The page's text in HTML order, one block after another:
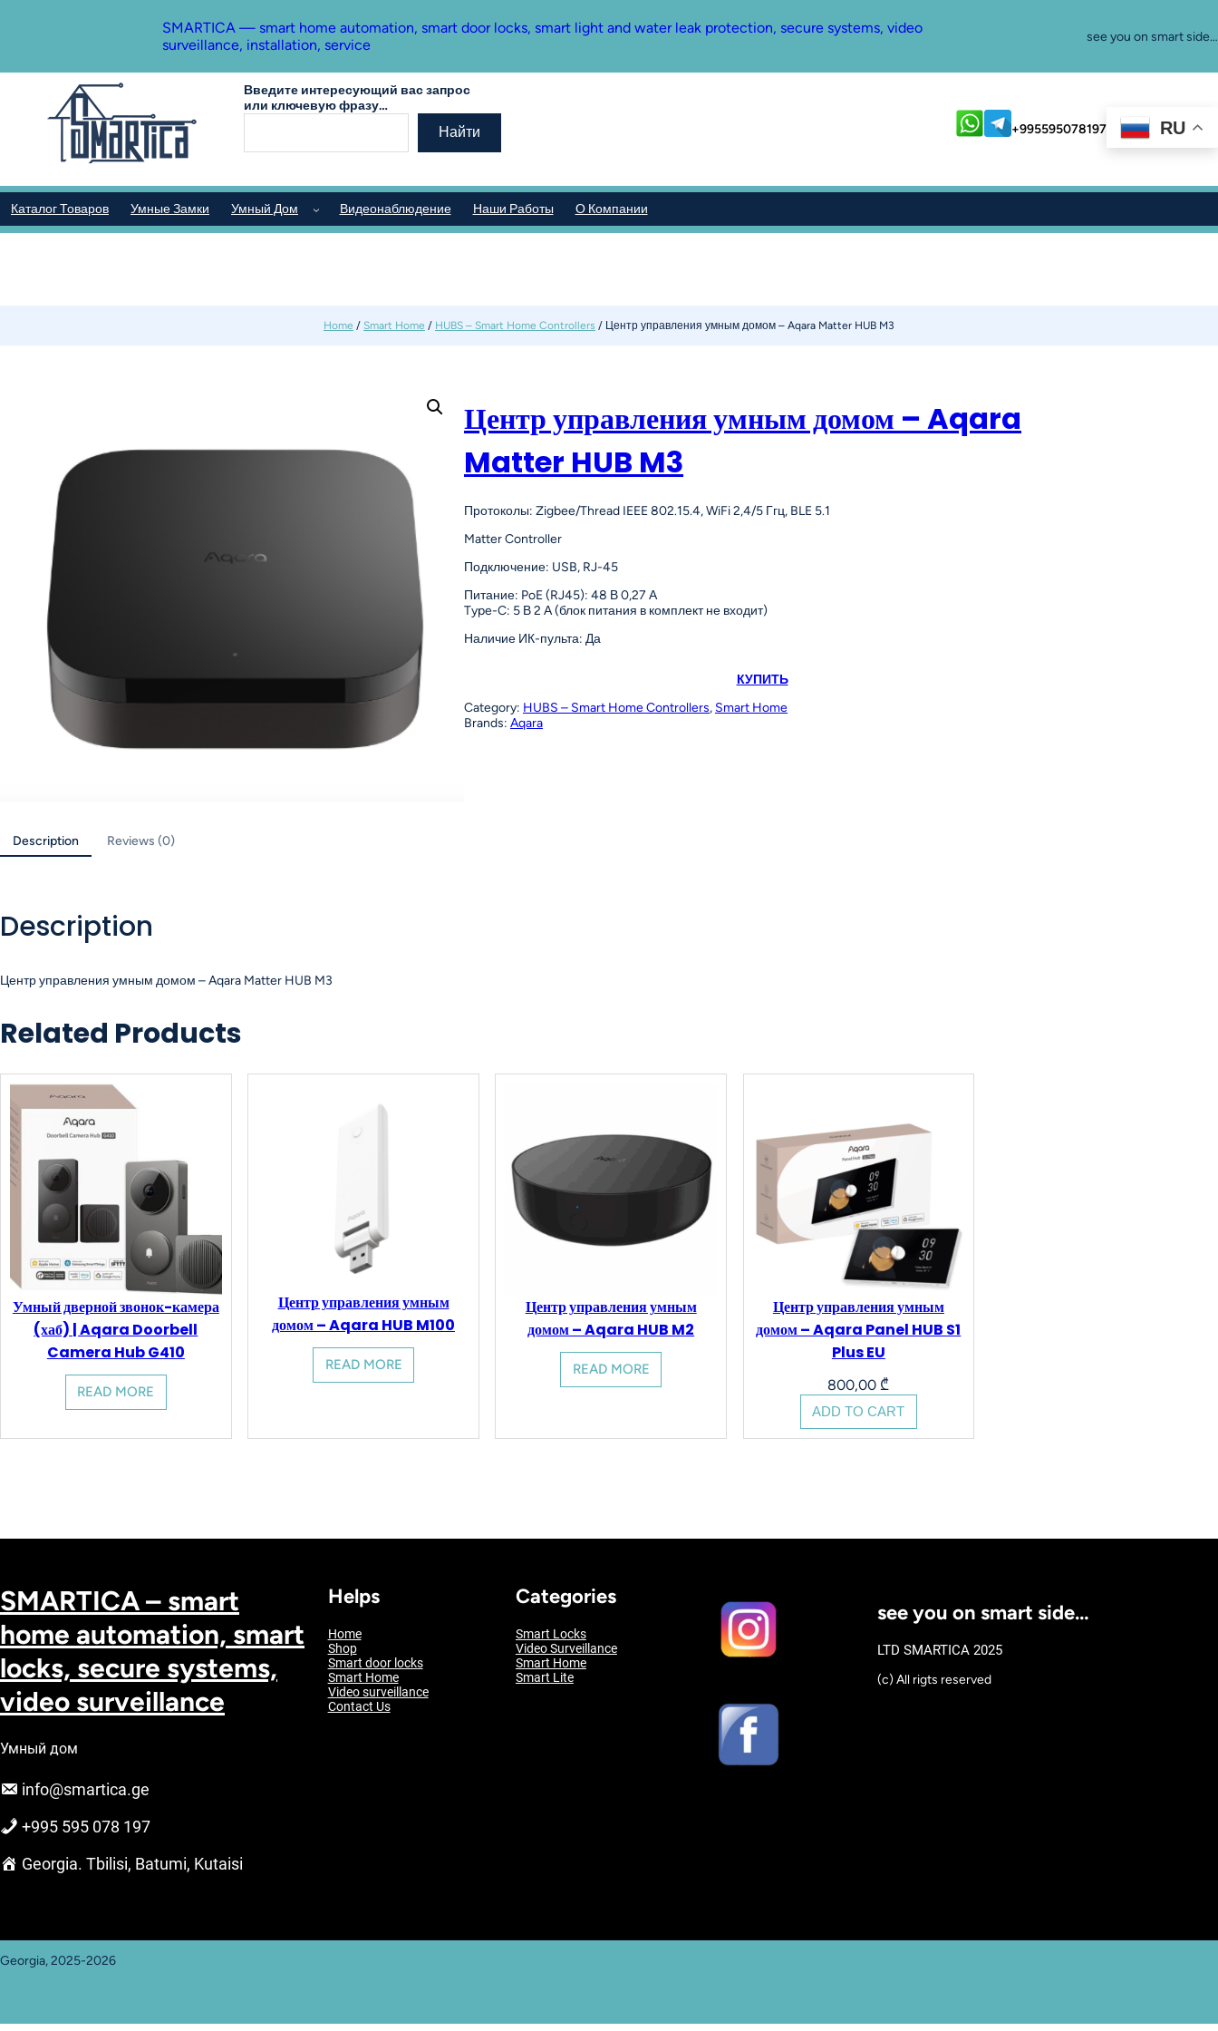
SMARTICA — smart home automation, smart door locks, smart light and water leak protection, secure systems, video
surveillance, installation, service
see you on smart side…
Введите интересующий вас запрос
или ключевую фразу…
Найти
+995595078197 RU
Каталог Товаров Умные Замки Умный Дом Видеонаблюдение Наши Работы О Компании
Home / Smart Home / HUBS – Smart Home Controllers / Центр управления умным домом – Aqara Matter HUB M3
Центр управления умным домом – Aqara
Matter HUB M3
Протоколы: Zigbee/Thread IEEE 802.15.4, WiFi 2,4/5 Ггц, BLE 5.1
Matter Controller
Подключение: USB, RJ-45
Питание: PoE (RJ45): 48 В 0,27 А
Type-C: 5 В 2 А (блок питания в комплект не входит)
Наличие ИК-пульта: Да
КУПИТЬ
Category: HUBS – Smart Home Controllers, Smart Home
Brands: Aqara
Description Reviews (0)
Description
Центр управления умным домом – Aqara Matter HUB M3
Related Products
Умный дверной звонок-камера
(хаб) | Aqara Doorbell
Camera Hub G410
READ MORE
Центр управления умным
домом – Aqara HUB M100
READ MORE
Центр управления умным
домом – Aqara HUB M2
READ MORE
Центр управления умным
домом – Aqara Panel HUB S1
Plus EU
800,00₾
ADD TO CART
SMARTICA – smart
home automation, smart
locks, secure systems,
video surveillance
Умный дом
info@smartica.ge
+995 595 078 197
Georgia. Tbilisi, Batumi, Kutaisi
Helps
Home
Shop
Smart door locks
Smart Home
Video surveillance
Contact Us
Categories
Smart Locks
Video Surveillance
Smart Home
Smart Lite
see you on smart side…
LTD SMARTICA 2025
(c) All rigts reserved
Georgia, 2025-2026